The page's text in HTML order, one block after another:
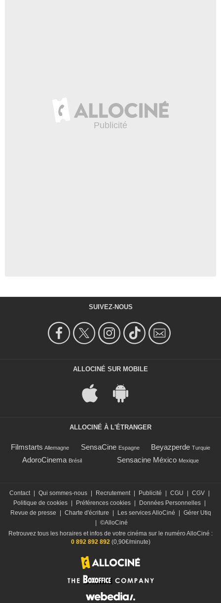
SUIVEZ-NOUS
ALLOCINÉ SUR MOBILE
ALLOCINÉ À L'ÉTRANGER
Filmstarts Allemagne SensaCine Espagne Beyazperde Turquie
AdoroCinema Brésil Sensacine México Mexique
Contact | Qui sommes-nous | Recrutement | Publicité | CGU | CGV |
Politique de cookies | Préférences cookies | Données Personnelles |
Revue de presse
| Charte d'écriture | Les services AlloCiné | Gérer Utiq
| ©AlloCiné
Retrouvez tous les horaires et infos de votre cinéma sur le numéro AlloCiné :
0 892 892 892 (0,90€/minute)